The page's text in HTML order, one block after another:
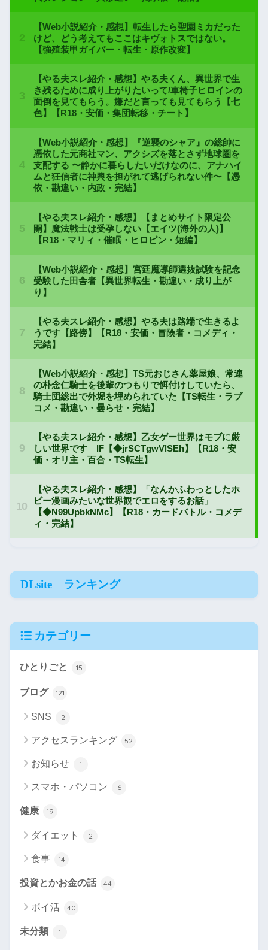
DLsite ランキング
カテゴリー
ひとりごと 15
ブログ 121
SNS 2
アクセスランキング 52
お知らせ 1
スマホ・パソコン 6
健康 19
ダイエット 2
食事 14
投資とかお金の話 44
ポイ活 40
未分類 1